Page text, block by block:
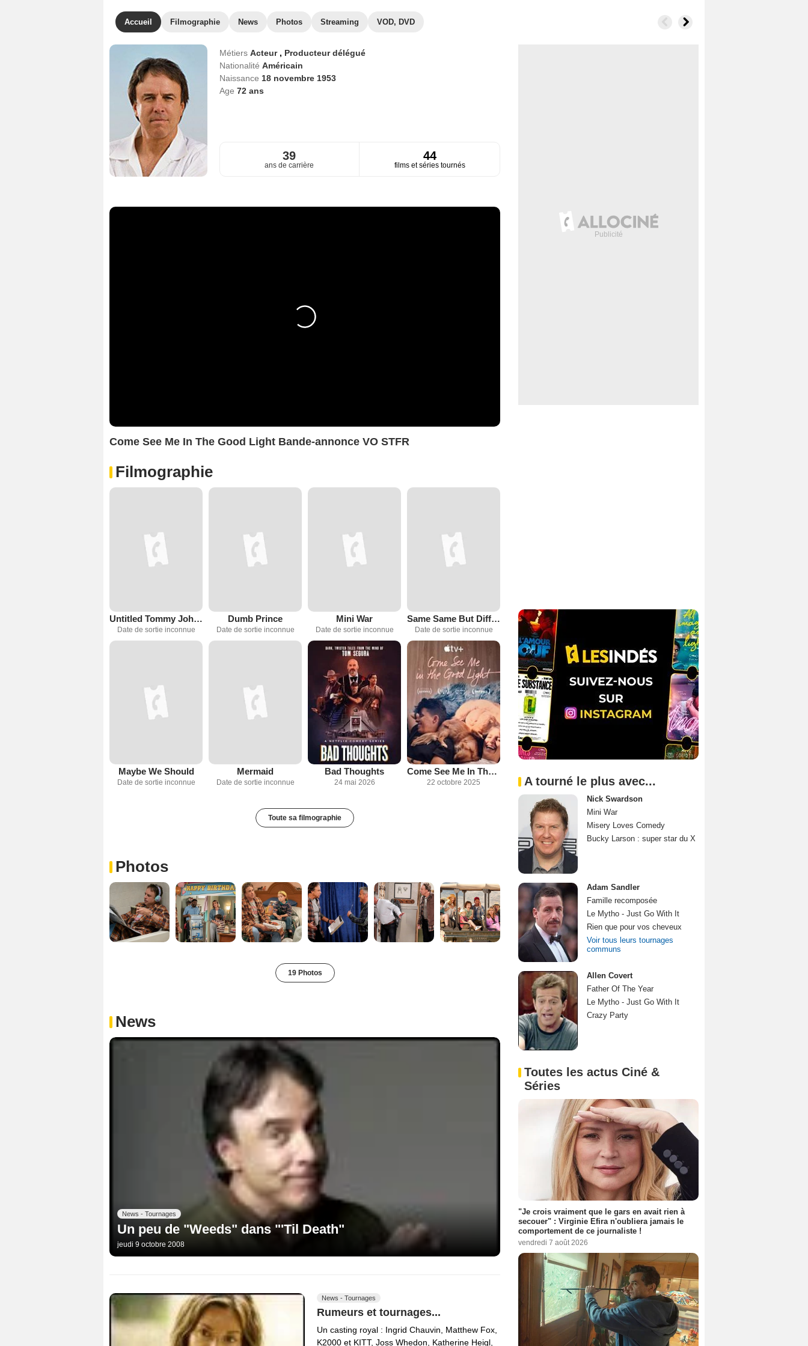
Accueil Filmographie News Photos Streaming VOD, DVD
Métiers Acteur , Producteur délégué
Nationalité Américain
Naissance 18 novembre 1953
Age 72ans
39
ans de carrière
44
films et séries tournés
Come See Me In The Good Light Bande-annonce VO STFR
Filmographie
Untitled Tommy Johnagin Comedy
Date de sortie inconnue
Dumb Prince
Date de sortie inconnue
Mini War
Date de sortie inconnue
Same Same But Different
Date de sortie inconnue
Maybe We Should
Date de sortie inconnue
Mermaid
Date de sortie inconnue
Bad Thoughts
24 mai 2026
Come See Me In The Good Light
22 octobre 2025
Toute sa filmographie
Photos
19 Photos
News
News - Tournages
Un peu de "Weeds" dans "'Til Death"
jeudi 9 octobre 2008
News - Tournages
Rumeurs et tournages...
Un casting royal : Ingrid Chauvin, Matthew Fox,
K2000 et KITT, Joss Whedon, Katherine Heigl,
A tourné le plus avec...
Nick Swardson
Mini War
Misery Loves Comedy
Bucky Larson : super star du X
Adam Sandler
Famille recomposée
Le Mytho - Just Go With It
Rien que pour vos cheveux
Voir tous leurs tournages
communs
Allen Covert
Father Of The Year
Le Mytho - Just Go With It
Crazy Party
Toutes les actus Ciné &
Séries
"Je crois vraiment que le gars en avait rien à
secouer" : Virginie Efira n'oubliera jamais le
comportement de ce journaliste !
vendredi 7 août 2026